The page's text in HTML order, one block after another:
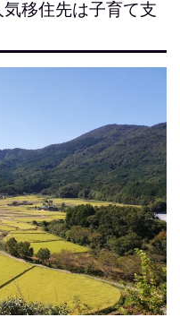
気移住先は子育て支